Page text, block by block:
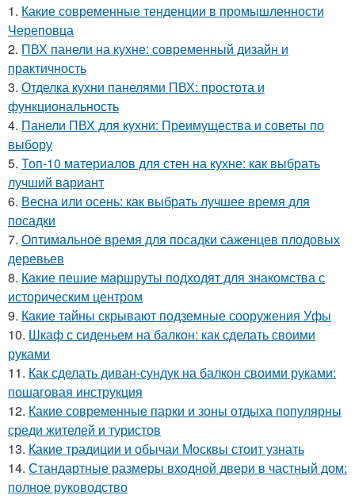
1. Какие современные тенденции в промышленности
Череповца
2. ПВХ панели на кухне: современный дизайн и
практичность
3. Отделка кухни панелями ПВХ: простота и
функциональность
4. Панели ПВХ для кухни: Преимущества и советы по
выбору
5. Топ-10 материалов для стен на кухне: как выбрать
лучший вариант
6. Весна или осень: как выбрать лучшее время для
посадки
7. Оптимальное время для посадки саженцев плодовых
деревьев
8. Какие пешие маршруты подходят для знакомства с
историческим центром
9. Какие тайны скрывают подземные сооружения Уфы
10. Шкаф с сиденьем на балкон: как сделать своими
руками
11. Как сделать диван-сундук на балкон своими руками:
пошаговая инструкция
12. Какие современные парки и зоны отдыха популярны
среди жителей и туристов
13. Какие традиции и обычаи Москвы стоит узнать
14. Стандартные размеры входной двери в частный дом:
полное руководство